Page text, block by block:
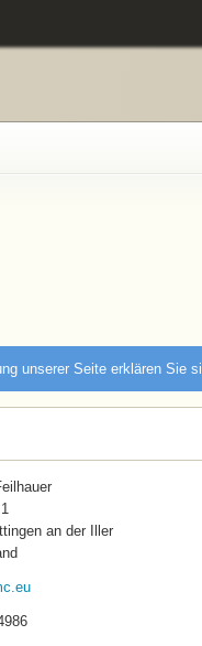
unserer Seite erklären
an der Iller